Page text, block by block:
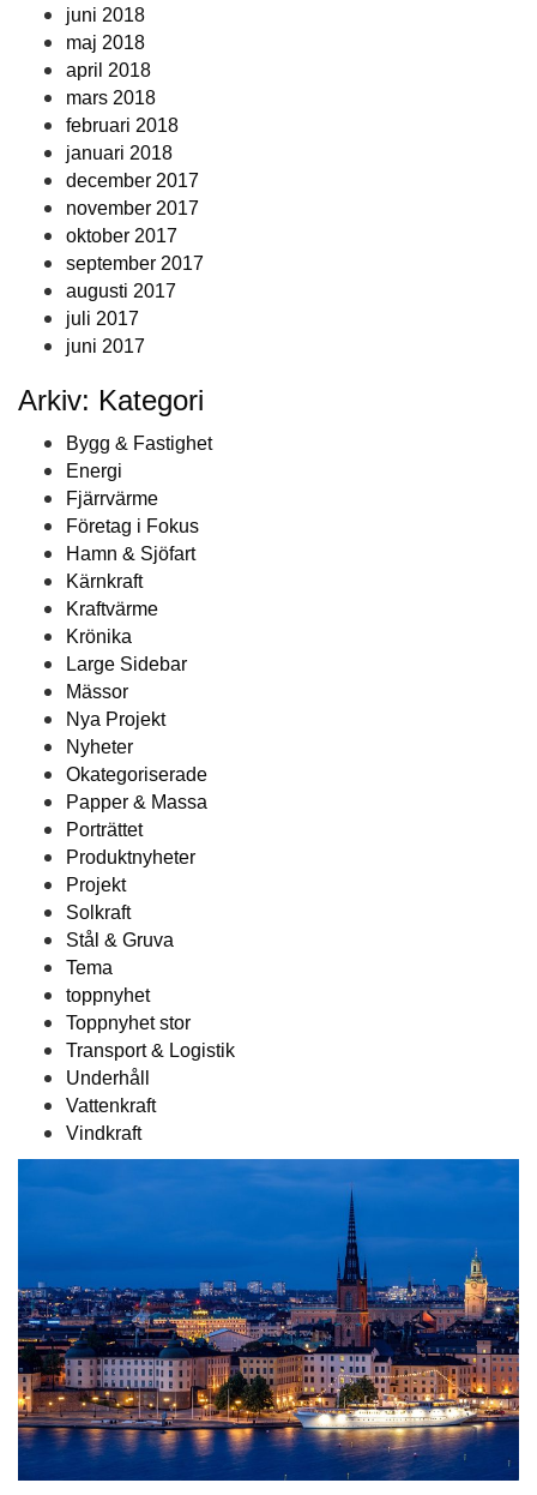
juni 2018
maj 2018
april 2018
mars 2018
februari 2018
januari 2018
december 2017
november 2017
oktober 2017
september 2017
augusti 2017
juli 2017
juni 2017
Arkiv: Kategori
Bygg & Fastighet
Energi
Fjärrvärme
Företag i Fokus
Hamn & Sjöfart
Kärnkraft
Kraftvärme
Krönika
Large Sidebar
Mässor
Nya Projekt
Nyheter
Okategoriserade
Papper & Massa
Porträttet
Produktnyheter
Projekt
Solkraft
Stål & Gruva
Tema
toppnyhet
Toppnyhet stor
Transport & Logistik
Underhåll
Vattenkraft
Vindkraft